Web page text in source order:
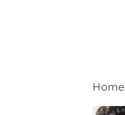
Home